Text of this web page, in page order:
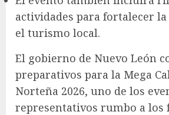
actividades para fortalecer
el turismo local.
El gobierno de Nuevo León
preparativos para la Mega
Norteña 2026, uno de los
representativos rumbo a los